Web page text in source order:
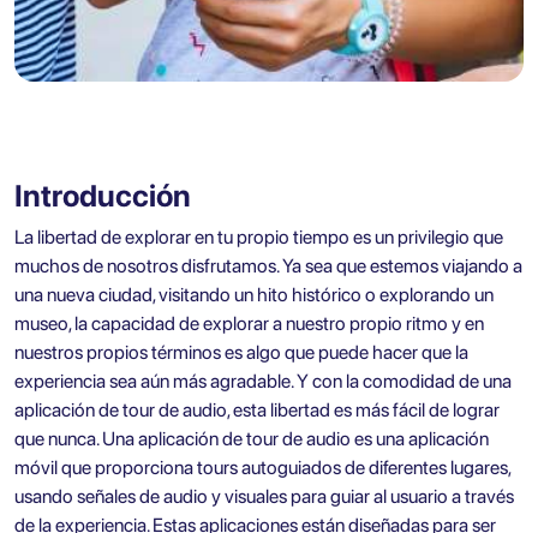
Introducción
La libertad de explorar en tu propio tiempo es un privilegio que
muchos de nosotros disfrutamos. Ya sea que estemos viajando a
una nueva ciudad, visitando un hito histórico o explorando un
museo, la capacidad de explorar a nuestro propio ritmo y en
nuestros propios términos es algo que puede hacer que la
experiencia sea aún más agradable. Y con la comodidad de una
aplicación de tour de audio, esta libertad es más fácil de lograr
que nunca. Una aplicación de tour de audio es una aplicación
móvil que proporciona tours autoguiados de diferentes lugares,
usando señales de audio y visuales para guiar al usuario a través
de la experiencia. Estas aplicaciones están diseñadas para ser